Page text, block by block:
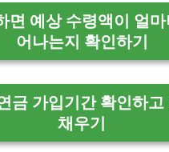
면 예상 수령액이 얼
어나는지 확인하기
금 가입기간 확인하고
채우기